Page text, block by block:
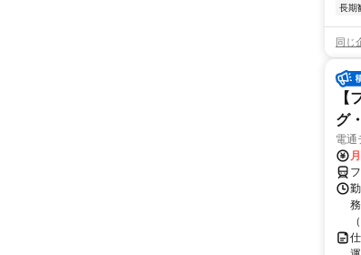
長期
同じ
【
グ
電通